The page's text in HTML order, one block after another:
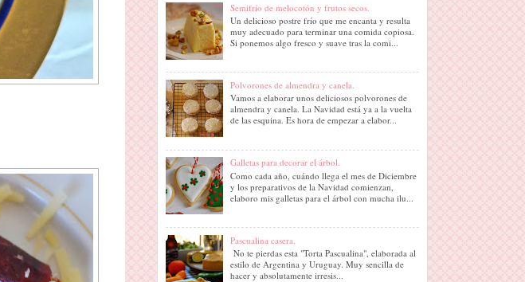
Semifrío de melocotón y frutos secos.
Un delicioso postre frío que me encanta y resulta
muy adecuado para terminar una comida copiosa.
Si ponemos algo fresco y suave tras la comi...
Polvorones de almendra y canela.
Vamos a elaborar unos deliciosos polvorones de
almendra y canela. La Navidad está ya a la vuelta
de las esquina. Es hora de empezar a elabor...
Galletas para decorar el árbol.
Como cada año, cuándo llega el mes de Diciembre
y los preparativos de la Navidad comienzan,
elaboro mis galletas para el árbol con mucha ilu...
Pascualina casera.
No te pierdas esta "Torta Pascualina", elaborada al
estilo de Argentina y Uruguay. Muy sencilla de
hacer y absolutamente irresis...